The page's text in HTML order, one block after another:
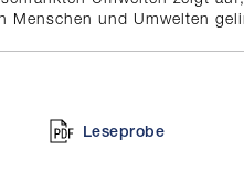
Menschen und Umwelten
Leseprobe